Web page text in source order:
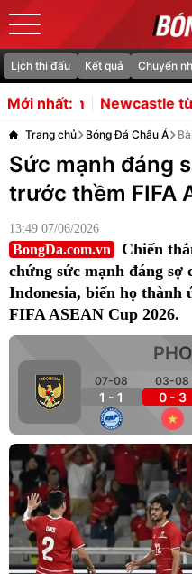
Lịch thi đấu Kết quả Chuyển
Mới nhất:từ chối bán Lewis
Trang chủ Bóng Đá Châu Á
Sức mạnh đáng
trước thềm FIFA
13:49 07/06/2026
BongDa.com.vn
Chiến
chứng sức mạnh đáng sợ
Indonesia, biến họ thành
FIFA ASEAN Cup 2026.
07-08
1 - 1
03-08
0 - 3